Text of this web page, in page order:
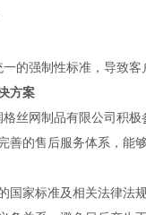
的强制性标准，导致
方案
丝网制品有限公司积
善的售后服务体系，能
国家标准及相关法律法